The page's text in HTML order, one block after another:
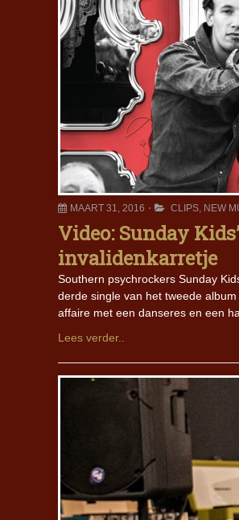
MAART 31, 2016 CLIPS, NEW
Video: Sunday
invalidenkarretje
Southern psychrockers Sunday
derde single van het tweede
affaire met een danseres en een
Lees verder..